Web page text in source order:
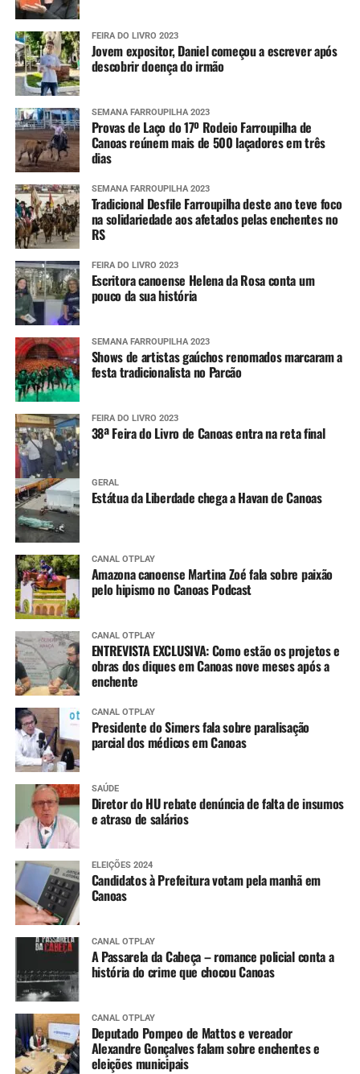
FEIRA DO LIVRO 2023
Jovem expositor, Daniel começou a escrever após
descobrir doença do irmão
SEMANA FARROUPILHA 2023
Provas de Laço do 17º Rodeio Farroupilha de
Canoas reúnem mais de 500 laçadores em três
dias
SEMANA FARROUPILHA 2023
Tradicional Desfile Farroupilha deste ano teve foco
na solidariedade aos afetados pelas enchentes no
RS
FEIRA DO LIVRO 2023
Escritora canoense Helena da Rosa conta um
pouco da sua história
SEMANA FARROUPILHA 2023
Shows de artistas gaúchos renomados marcaram a
festa tradicionalista no Parcão
FEIRA DO LIVRO 2023
38ª Feira do Livro de Canoas entra na reta final
GERAL
Estátua da Liberdade chega a Havan de Canoas
CANAL OTPLAY
Amazona canoense Martina Zoé fala sobre paixão
pelo hipismo no Canoas Podcast
CANAL OTPLAY
ENTREVISTA EXCLUSIVA: Como estão os projetos e
obras dos diques em Canoas nove meses após a
enchente
CANAL OTPLAY
Presidente do Simers fala sobre paralisação
parcial dos médicos em Canoas
SAÚDE
Diretor do HU rebate denúncia de falta de insumos
e atraso de salários
ELEIÇÕES 2024
Candidatos à Prefeitura votam pela manhã em
Canoas
CANAL OTPLAY
A Passarela da Cabeça – romance policial conta a
história do crime que chocou Canoas
CANAL OTPLAY
Deputado Pompeo de Mattos e vereador
Alexandre Gonçalves falam sobre enchentes e
eleições municipais